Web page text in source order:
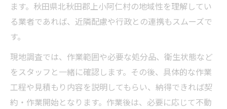
ます。秋田県北秋田郡上小阿仁村の地域性を理解してい
る業者であれば、近隣配慮や行政との連携もスムーズで
す。
現地調査では、作業範囲や必要な処分品、衛生状態など
をスタッフと一緒に確認します。その後、具体的な作業
工程や見積もり内容を説明してもらい、納得できれば契
約・作業開始となります。作業後は、必要に応じて不動